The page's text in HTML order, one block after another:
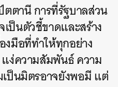
ตานี การที่รัฐบาลส่วน
ป็นตัวชี้ขาดและสร้าง
งมือที่ทำให้ทุกอย่าง
แง่ความสัมพันธ์ ความ
เป็นมิตรอาจยังพอมี แต่